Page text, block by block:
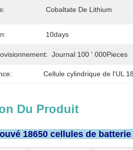
Cobaltate De Lithium
10days
Journal 100 ' 000Pieces
Cellule cylindrique de l'UL
Du Produit
18650 cellules de